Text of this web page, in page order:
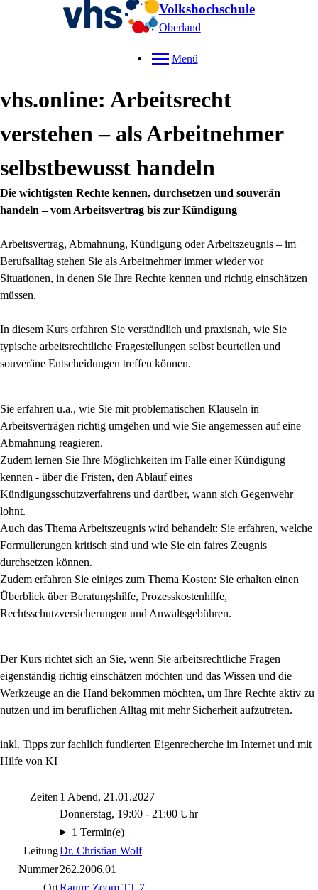
Volkshochschule
Oberland
Menü
vhs.online: Arbeitsrecht
verstehen – als Arbeitnehmer
selbstbewusst handeln
Die wichtigsten Rechte kennen, durchsetzen und souverän
handeln – vom Arbeitsvertrag bis zur Kündigung
Arbeitsvertrag, Abmahnung, Kündigung oder Arbeitszeugnis – im
Berufsalltag stehen Sie als Arbeitnehmer immer wieder vor
Situationen, in denen Sie Ihre Rechte kennen und richtig einschätzen
müssen.
In diesem Kurs erfahren Sie verständlich und praxisnah, wie Sie
typische arbeitsrechtliche Fragestellungen selbst beurteilen und
souveräne Entscheidungen treffen können.
Sie erfahren u.a., wie Sie mit problematischen Klauseln in
Arbeitsverträgen richtig umgehen und wie Sie angemessen auf eine
Abmahnung reagieren.
Zudem lernen Sie Ihre Möglichkeiten im Falle einer Kündigung
kennen - über die Fristen, den Ablauf eines
Kündigungsschutzverfahrens und darüber, wann sich Gegenwehr
lohnt.
Auch das Thema Arbeitszeugnis wird behandelt: Sie erfahren, welche
Formulierungen kritisch sind und wie Sie ein faires Zeugnis
durchsetzen können.
Zudem erfahren Sie einiges zum Thema Kosten: Sie erhalten einen
Überblick über Beratungshilfe, Prozesskostenhilfe,
Rechtsschutzversicherungen und Anwaltsgebühren.
Der Kurs richtet sich an Sie, wenn Sie arbeitsrechtliche Fragen
eigenständig richtig einschätzen möchten und das Wissen und die
Werkzeuge an die Hand bekommen möchten, um Ihre Rechte aktiv zu
nutzen und im beruflichen Alltag mit mehr Sicherheit aufzutreten.
inkl. Tipps zur fachlich fundierten Eigenrecherche im Internet und mit
Hilfe von KI
Zeiten 1 Abend, 21.01.2027
Donnerstag, 19:00 - 21:00 Uhr
1 Termin(e)
LeitungDr. Christian Wolf
Nummer262.2006.01
OrtRaum: Zoom TT 7